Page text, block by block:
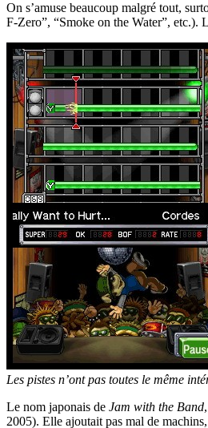
On s’amuse beaucoup malgré tout,
F-Zero”, “Smoke on the Water”, etc.).
Les pistes n’ont pas toutes le même
Le nom japonais de Jam with the Band,
2005). Elle ajoutait pas mal de